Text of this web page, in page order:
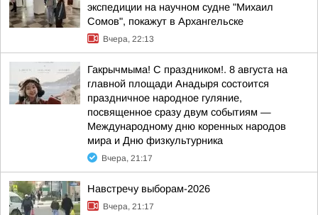
экспедиции на научном судне "Михаил
Сомов", покажут в Архангельске
Вчера, 22:13
Гакрычмыма! С праздником!. 8 августа на
главной площади Анадыря состоится
праздничное народное гуляние,
посвященное сразу двум событиям —
Международному дню коренных народов
мира и Дню физкультурника
Вчера, 21:17
Навстречу выборам-2026
Вчера, 21:17